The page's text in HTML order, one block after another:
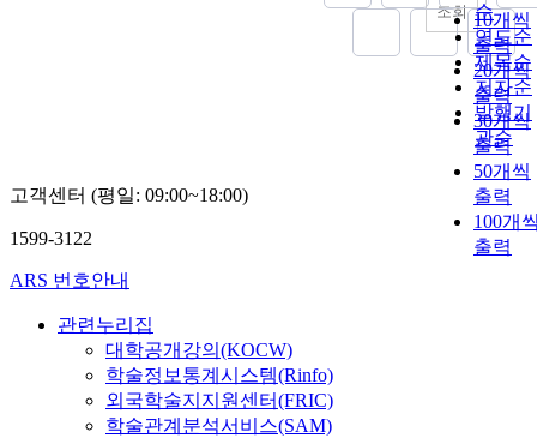
순
연도순
제목순
저자순
발행기
관순
10개씩
출력
20개씩
출력
30개씩
출력
50개씩
출력
100개
출력
조회
고객센터 (평일: 09:00~18:00)
1599-3122
ARS 번호안내
관련누리집
대학공개강의(KOCW)
학술정보통계시스템(Rinfo)
외국학술지지원센터(FRIC)
학술관계분석서비스(SAM)